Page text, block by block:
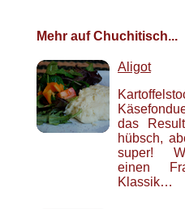
Mehr auf Chuchitisch...
Aligot
das
hübsch,
super!
einen
Klassik…